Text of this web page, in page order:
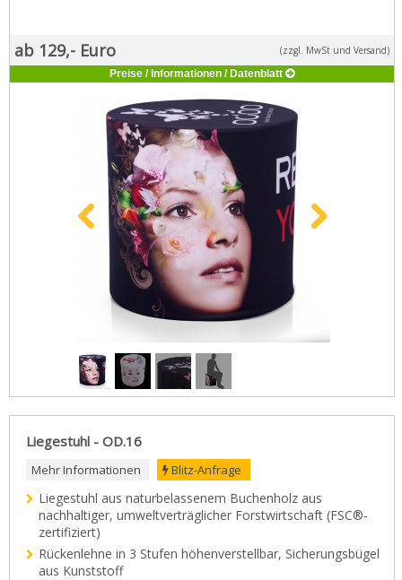
ab 129,- Euro
(zzgl. MwSt und Versand)
Preise / Informationen / Datenblatt
Liegestuhl - OD.16
Mehr Informationen Blitz-Anfrage
Liegestuhl aus naturbelassenem Buchenholz aus
nachhaltiger, umweltverträglicher Forstwirtschaft (FSC®-
zertifiziert)
Rückenlehne in 3 Stufen höhenverstellbar, Sicherungsbügel
aus Kunststoff